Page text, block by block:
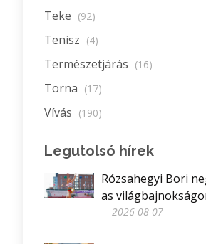
Teke (92)
Tenisz (4)
Természetjárás (16)
Torna (17)
Vívás (190)
Legutolsó hírek
Rózsahegyi Bori
as
2026-08-07